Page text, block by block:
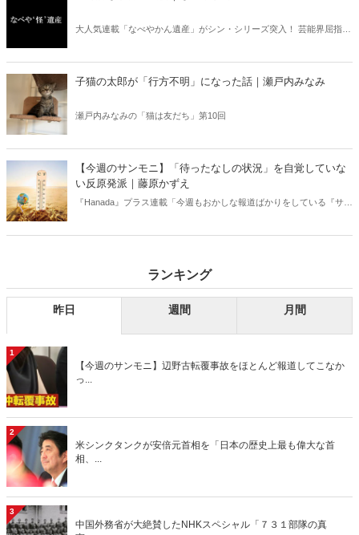
大人気連載「なべやかん遺産」がシン・シリーズ突入！ 芸能界屈指の
信じるか信じないかは、あなた次第！ 芸能ニュース
子猫の太郎が「行方不明」になった話｜瀬戸内みなみ
瀬戸内みなみの「猫は友だち」第10回
【今週のサンモニ】「待ったなしの状況」を自覚していな
い反原発派｜藤原かずえ
『Hanada』プラス連載「今週もおかしな報道ばかりをしている『サン
ランキング
昨日 週間 月間
1
【今週のサンモニ】辺野古転覆事故をほとんど報道してこなか
っ...
2
米シンクタンクが安倍元首相を「日本の歴史上最も偉大な首
相、...
3
中国外務省が大絶賛したNHKスペシャル「７３１部隊の真